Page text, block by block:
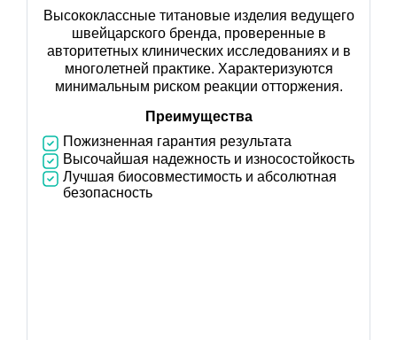
Высококлассные титановые изделия ведущего
швейцарского бренда, проверенные в
авторитетных клинических исследованиях и в
многолетней практике. Характеризуются
минимальным риском реакции отторжения.
Преимущества
Пожизненная гарантия результата
Высочайшая надежность и износостойкость
Лучшая биосовместимость и абсолютная
безопасность